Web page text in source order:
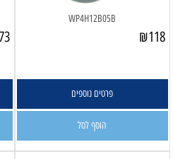
WP4H12B05B
₪118
פרטים נוספים
הוסף לסל